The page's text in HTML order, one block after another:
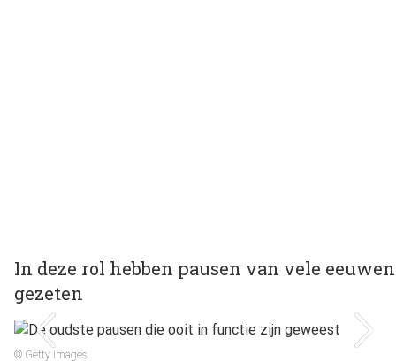
In deze rol hebben pausen van vele eeuwen
gezeten
© Getty Images